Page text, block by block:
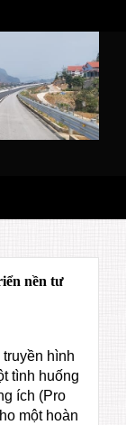
nền tư
truyền hình
tình huống
ích (Pro
một hoàn